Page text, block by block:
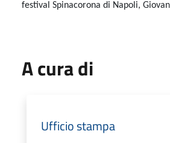
festival Spinacorona di Napoli,
A cura di
Ufficio stampa